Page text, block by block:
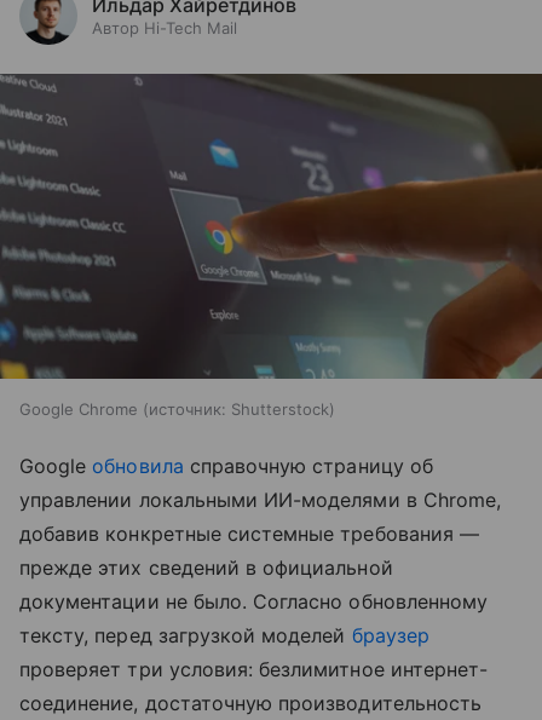
Автор Hi-Tech Mail
Google Chrome источник: Shutterstock
Google обновила справочную страницу об
управлении локальными ИИ-моделями в Chrome,
добавив конкретные системные требования —
прежде этих сведений в официальной
документации не было. Согласно обновленному
тексту, перед загрузкой моделей браузер
проверяет три условия: безлимитное интернет-
соединение, достаточную производительность